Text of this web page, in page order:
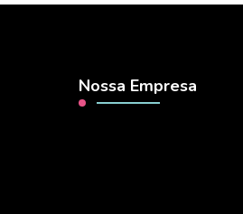
Nossa Empresa